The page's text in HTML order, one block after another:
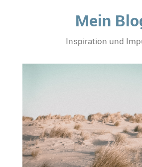
Mein
Inspiration und